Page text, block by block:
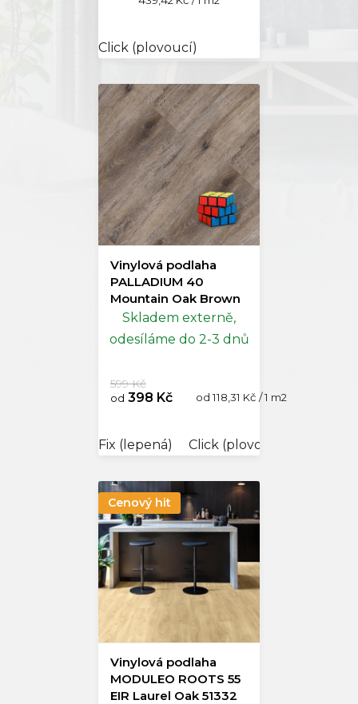
Click (plovoucí)
Vinylová podlaha
PALLADIUM 40
Mountain Oak Brown
Doprodej
Skladem externě,
odesíláme do 2-3 dnů
od 398 Kč
599 Kč
Měrná
od 118,31 Kč / 1 m2
Fix (lepená) Click (plovoucí)
Cenový hit
Vinylová podlaha
MODULEO ROOTS 55
EIR Laurel Oak 51332